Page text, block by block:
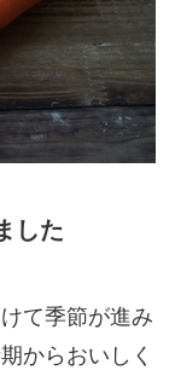
した
て季節が進み
からおいしく